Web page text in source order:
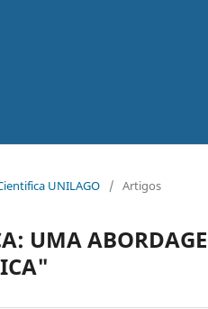
UNILAGO / Artigos
UMA